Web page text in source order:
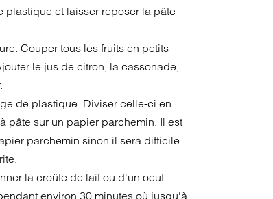
et laisser reposer la pâte
Couper tous les fruits en petits
le jus de citron, la cassonade,
de plastique. Diviser celle-ci en
pâte sur un papier parchemin. Il est
parchemin sinon il sera difficile
la croûte de lait ou d'un oeuf
environ 30 minutes où jusqu'à